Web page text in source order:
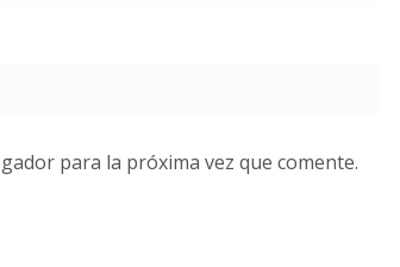
para la próxima vez que comente.